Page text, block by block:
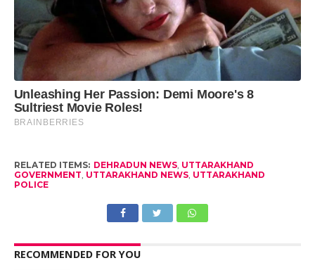
RELATED ITEMS: DEHRADUN NEWS, UTTARAKHAND
GOVERNMENT UTTARAKHAND NEWS, UTTARAKHAND
POLICE
RECOMMENDED FOR YOU